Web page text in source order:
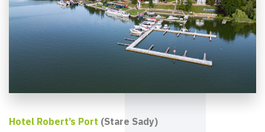
Hotel Robert’s Port (Stare Sady)